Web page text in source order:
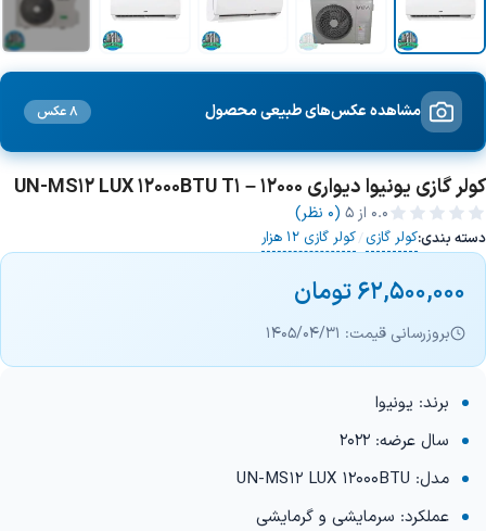
مشاهده عکس‌های طبیعی محصول 8 عکس
کولر گازی یونیوا دیواری 12000 – UN-MS12 LUX 12000BTU T1
0.0 از ۵ (0 نظر)
دسته بندی:کولر گازی/کولر گازی 12 هزار
62,500,000تومان
بروزرسانی قیمت: 1405/04/31
برند: یونیوا
سال عرضه: 2022
مدل: UN-MS12 LUX 12000BTU
عملكرد: سرمایشی و گرمایشی